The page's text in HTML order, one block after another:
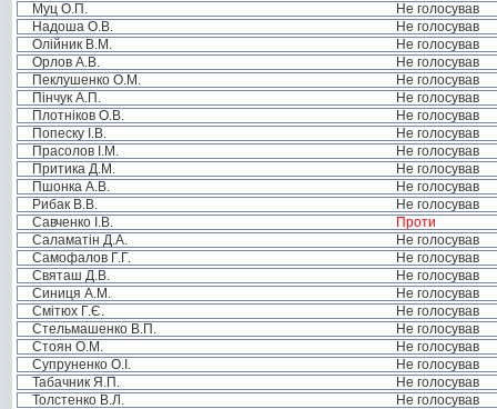
Муц О.П.
Не голосував
Надоша О.В.
Не голосував
Олійник В.М.
Не голосував
Орлов А.В.
Не голосував
Пеклушенко О.М.
Не голосував
Пінчук А.П.
Не голосував
Плотніков О.В.
Не голосував
Попеску І.В.
Не голосував
Прасолов І.М.
Не голосував
Притика Д.М.
Не голосував
Пшонка А.В.
Не голосував
Рибак В.В.
Не голосував
Савченко І.В.
Проти
Саламатін Д.А.
Не голосував
Самофалов Г.Г.
Не голосував
Святаш Д.В.
Не голосував
Синиця А.М.
Не голосував
Смітюх Г.Є.
Не голосував
Стельмашенко В.П.
Не голосував
Стоян О.М.
Не голосував
Супруненко О.І.
Не голосував
Табачник Я.П.
Не голосував
Толстенко В.Л.
Не голосував